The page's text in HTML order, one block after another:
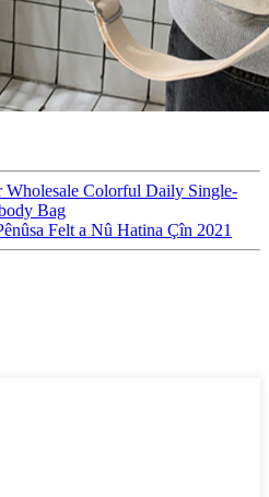
Wholesale Colorful Daily Single-
Bag
Felt a Nû Hatina Çîn 2021